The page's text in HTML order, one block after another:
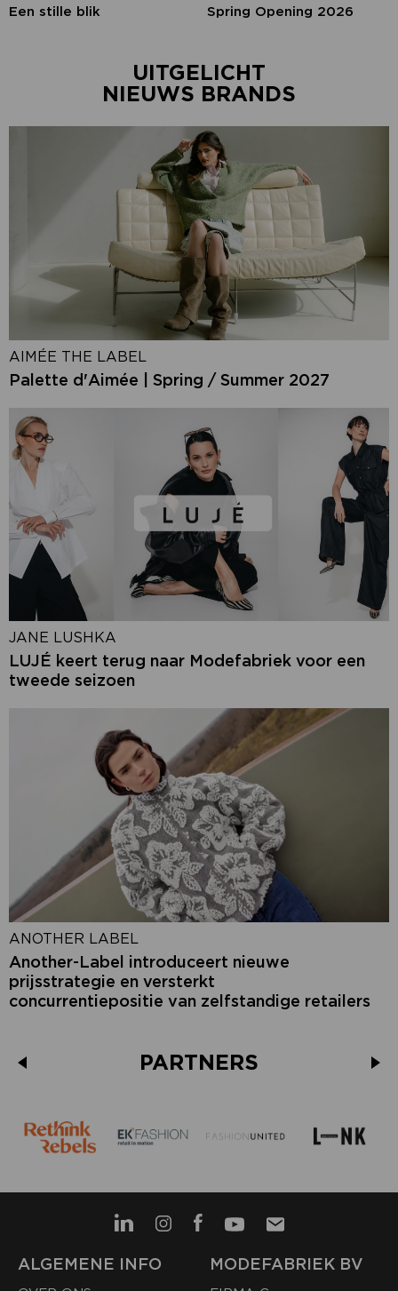
Een stille blik Spring Opening 2026
UITGELICHT
NIEUWS BRANDS
AIMÉE THE LABEL
Palette d'Aimée | Spring / Summer 2027
JANE LUSHKA
LUJÉ keert terug naar Modefabriek voor een
tweede seizoen
ANOTHER LABEL
Another-Label introduceert nieuwe
prijsstrategie en versterkt
concurrentiepositie van zelfstandige retailers
PARTNERS
ALGEMENE INFO MODEFABRIEK BV